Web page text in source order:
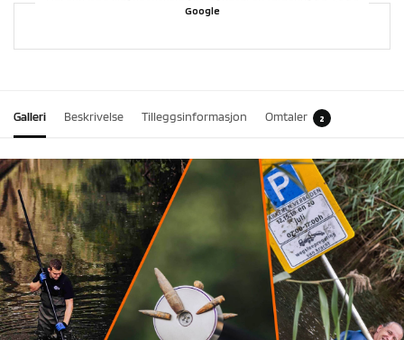
Google
Galleri Beskrivelse Tilleggsinformasjon Omtaler 2